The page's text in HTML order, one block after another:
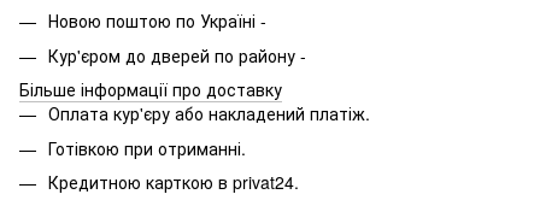
Новою поштою по Україні -
Кур'єром до дверей по району -
Більше інформації про доставку
Оплата кур'єру або накладений платіж.
Готівкою при отриманні.
Кредитною карткою в privat24.